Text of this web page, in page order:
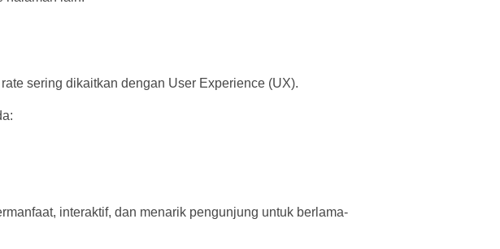
sering dikaitkan dengan User Experience (UX).
interaktif, dan menarik pengunjung untuk berlama-